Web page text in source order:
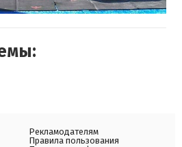
Рекламодателям
Правила пользования